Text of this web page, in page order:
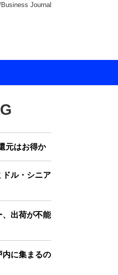
Journal
元はお得か
ドル・シニア
、出荷が不能
内に集まるの
JOURNAL